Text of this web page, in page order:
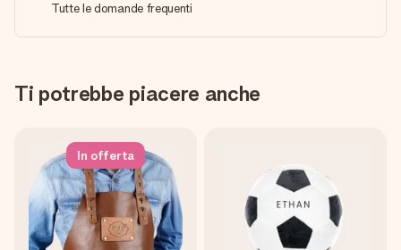
Tutte le domande frequenti
Ti potrebbe piacere anche
In offerta